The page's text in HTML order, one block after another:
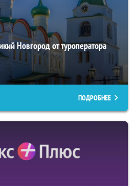
Новгород от туроператора
ПОДРОБНЕЕ